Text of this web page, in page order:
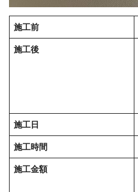
施工前
施工後
施工日
施工時間
施工金額